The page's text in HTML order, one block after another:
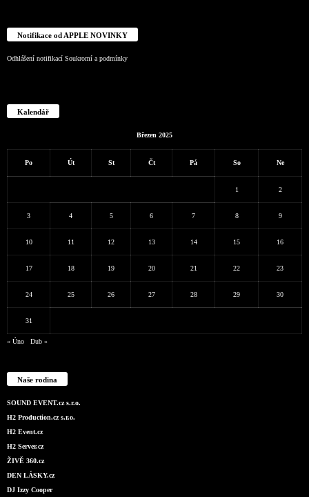
Notifikace od APPLE NOVINKY
Odhlášení notifikací Soukromí a podmínky
Kalendář
Březen 2025
Po Út St Čt Pá So Ne
1 2
3 4 5 6 7 8 9
10 11 12 13 14 15 16
17 18 19 20 21 22 23
24 25 26 27 28 29 30
31
« Úno Dub »
Naše rodina
SOUND EVENT.cz s.r.o.
H2 Production.cz s.r.o.
H2 Event.cz
H2 Server.cz
ŽIVĚ 360.cz
DEN LÁSKY.cz
DJ Izzy Cooper